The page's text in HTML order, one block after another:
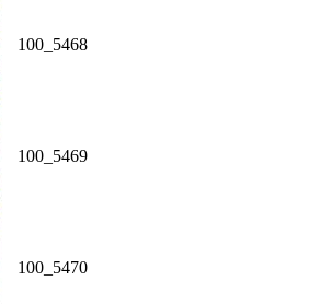
100_5468
100_5469
100_5470